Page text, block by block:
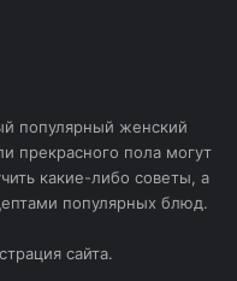
популярный женский
прекрасного пола могут
какие-либо советы, а
популярных блюд.
сайта.